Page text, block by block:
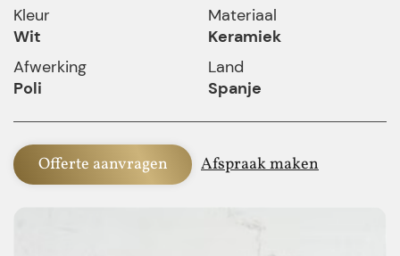
Kleur
Wit
Afwerking
Poli
Materiaal
Keramiek
Land
Spanje
Offerte aanvragen Afspraak maken